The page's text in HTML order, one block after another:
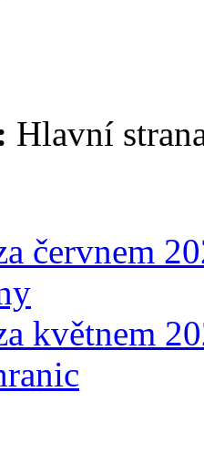
Hlavní
červnem
květnem